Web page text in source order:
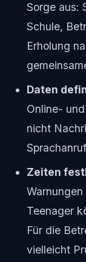
Sorge aus:
Schule,
Erholung
Daten
Online-
nicht
Zeiten
Teenager
Für die
vielleicht